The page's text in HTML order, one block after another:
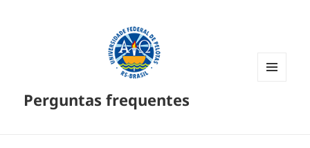
Perguntas frequentes